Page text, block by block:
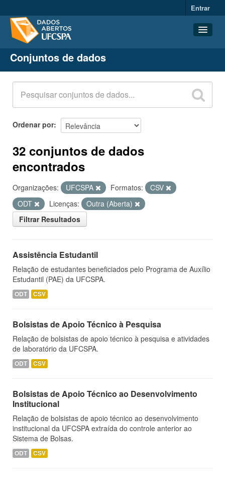
Entrar
Conjuntos de dados
Organizações
Grupos
Sobre
Conjuntos de dados
Ordenar por
32 conjuntos de dados
encontrados
Organizações: UFCSPA Formatos:
CSV
ODT
Licenças:
Outra (Aberta)
Filtrar Resultados
Assistência Estudantil
Relação de estudantes beneficiados pelo Programa de Auxílio
Estudantil (PAE) da UFCSPA.
ODT CSV
Bolsistas de Apoio Técnico à Pesquisa
Relação de bolsistas de apoio técnico à pesquisa e atividades
de laboratório da UFCSPA.
ODT CSV
Bolsistas de Apoio Técnico ao Desenvolvimento
Institucional
Relação de bolsistas de apoio técnico ao desenvolvimento
institucional da UFCSPA extraída do controle anterior ao
Sistema de Bolsas.
ODT CSV